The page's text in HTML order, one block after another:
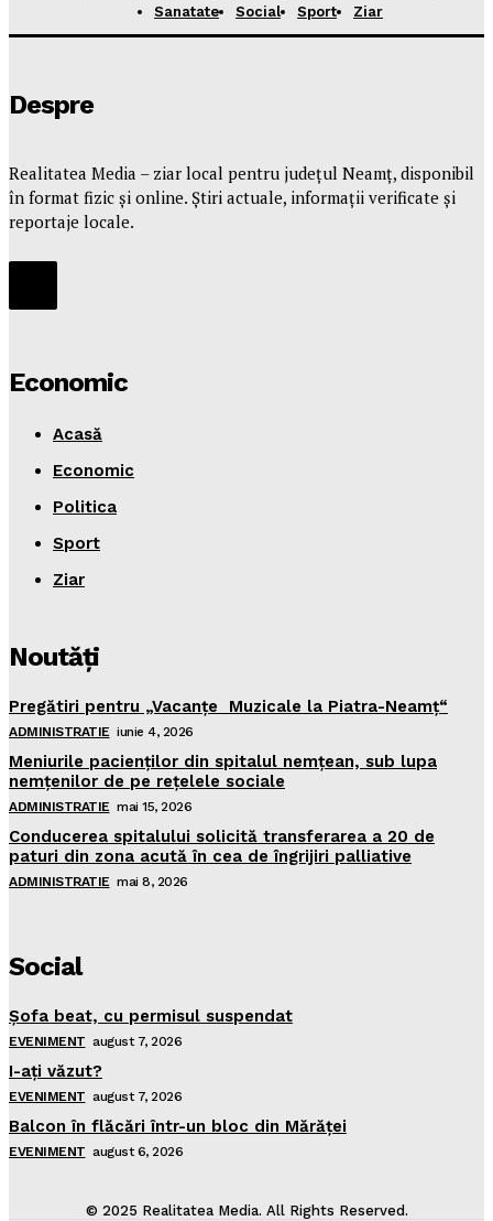
Sanatate
Social Sport Ziar
Despre
Realitatea Media – ziar local pentru județul Neamț, disponibil
în format fizic și online. Știri actuale, informații verificate și
reportaje locale.
Economic
Acasă
Economic
Politica
Sport
Ziar
Noutăţi
Pregătiri pentru „Vacanţe Muzicale la Piatra-Neamţ“
ADMINISTRATIE iunie 4, 2026
Meniurile pacienţilor din spitalul nemţean, sub lupa
nemţenilor de pe reţelele sociale
ADMINISTRATIE mai 15, 2026
Conducerea spitalului solicită transferarea a 20 de
paturi din zona acută în cea de îngrijiri palliative
ADMINISTRATIE mai 8, 2026
Social
Şofa beat, cu permisul suspendat
EVENIMENT august 7, 2026
I-aţi văzut?
EVENIMENT august 7, 2026
Balcon în flăcări într-un bloc din Mărăţei
EVENIMENT august 6, 2026
© 2025 Realitatea Media. All Rights Reserved.